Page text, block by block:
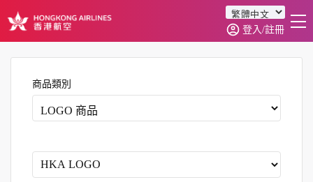
首頁
商品分類
訂單查詢
登入/註冊
商品類別